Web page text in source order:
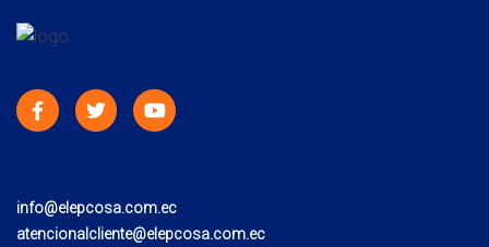
info@elepcosa.com.ec
atencionalcliente@elepcosa.com.ec